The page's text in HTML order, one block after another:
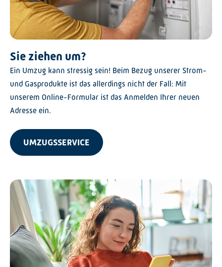
Sie ziehen um?
Ein Umzug kann stressig sein! Beim Bezug unserer Strom-
und Gasprodukte ist das allerdings nicht der Fall: Mit
unserem Online-Formular ist das Anmelden Ihrer neuen
Adresse ein.
UMZUGSSERVICE